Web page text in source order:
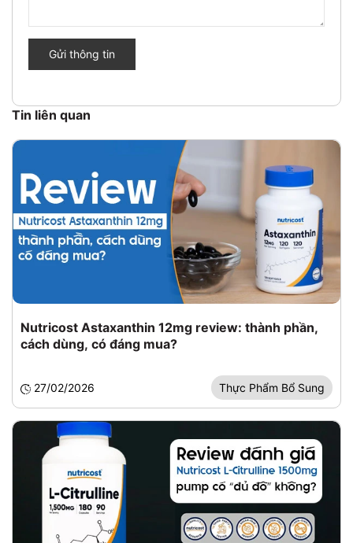
Gửi thông tin
Tin liên quan
Nutricost Astaxanthin 12mg review: thành phần,
cách dùng, có đáng mua?
27/02/2026 Thực Phẩm Bổ Sung